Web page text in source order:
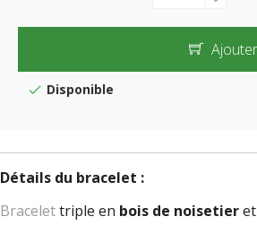
Disponible
Détails du bracelet :
Bracelettriple en bois de noisetier